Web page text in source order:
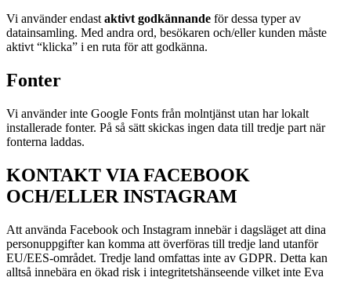
Vi använder endast aktivt godkännande för dessa typer av
datainsamling. Med andra ord, besökaren och/eller kunden måste
aktivt “klicka” i en ruta för att godkänna.
Fonter
Vi använder inte Google Fonts från molntjänst utan har lokalt
installerade fonter. På så sätt skickas ingen data till tredje part när
fonterna laddas.
KONTAKT VIA FACEBOOK
OCH/ELLER INSTAGRAM
Att använda Facebook och Instagram innebär i dagsläget att dina
personuppgifter kan komma att överföras till tredje land utanför
EU/EES-området. Tredje land omfattas inte av GDPR. Detta kan
alltså innebära en ökad risk i integritetshänseende vilket inte Eva